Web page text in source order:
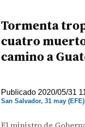
Tormenta
cuatro
camino a
Publicado 2020/05/31
San Salvador, 31 may